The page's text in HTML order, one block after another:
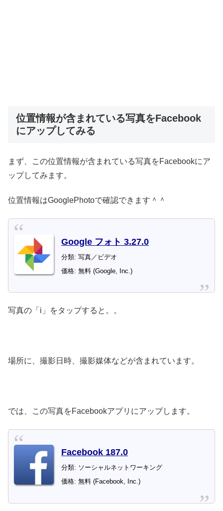
位置情報が含まれている写真をFacebook
にアップしてみる
まず、この位置情報が含まれている写真をFacebookにア
ップしてみます。
位置情報はGooglePhotoで確認できます＾＾
Google フォト 3.27.0
分類: 写真／ビデオ
価格: 無料 (Google, Inc.)
写真の「i」をタップすると。。
場所に、撮影日時、撮影媒体などが含まれています。
では、この写真をFacebookアプリにアップします。
Facebook 187.0
分類: ソーシャルネットワーキング
価格: 無料 (Facebook, Inc.)